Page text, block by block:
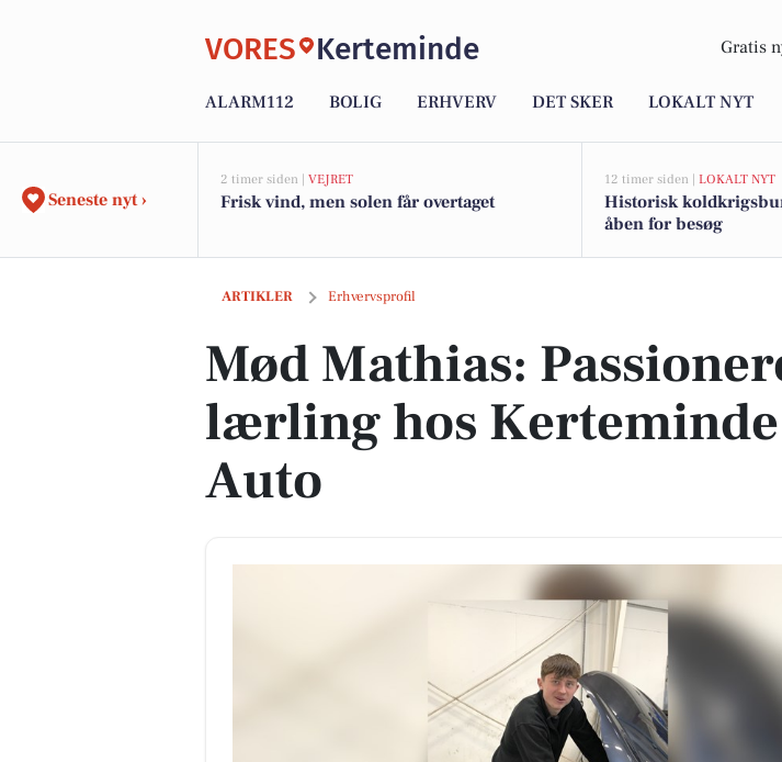
VORES Kerteminde Gratis
ALARM112 BOLIG ERHVERV DET SKER LOKALT NYT
Seneste nyt ›
2 timer siden | VEJRET
Frisk vind, men solen får overtaget
12 timer siden | LOKALT NYT
Historisk
åben for besøg
ARTIKLER Erhvervsprofil
Mød Mathias: Passioneret lærling hos Kerteminde Auto
Mød Mathias:
lærling hos Kerteminde
Auto